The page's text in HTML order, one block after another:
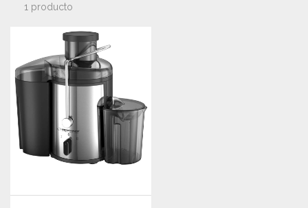
1 producto